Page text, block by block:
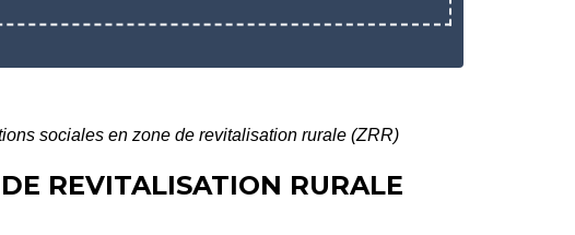
sociales en zone de revitalisation rurale (ZRR)
REVITALISATION RURALE